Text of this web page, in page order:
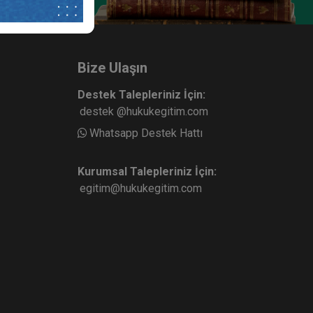
Bize Ulaşın
Destek Talepleriniz İçin:
destek @hukukegitim.com
Whatsapp Destek Hattı
Kurumsal Talepleriniz İçin:
egitim@hukukegitim.com